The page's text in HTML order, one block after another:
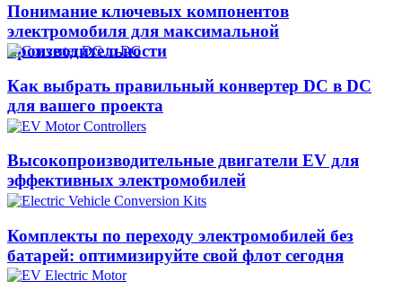
Понимание ключевых компонентов
электромобиля для максимальной
производительности
Как выбрать правильный конвертер DC в DC
для вашего проекта
Высокопроизводительные двигатели EV для
эффективных электромобилей
Комплекты по переходу электромобилей без
батарей: оптимизируйте свой флот сегодня